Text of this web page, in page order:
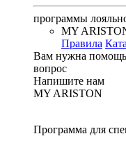
программы
MY
Правила
Вам нужна
вопрос
Напишите нам
MY ARISTON
Программа для